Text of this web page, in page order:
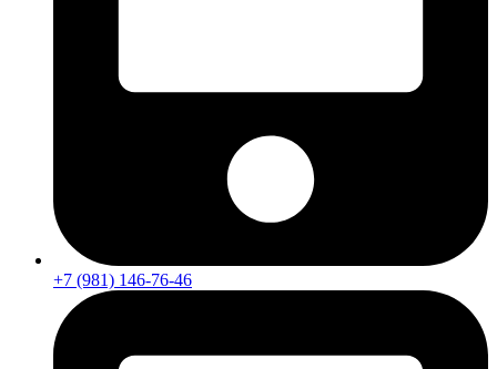
+7 (981) 146-76-46